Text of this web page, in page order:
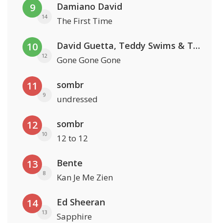
9
14
Damiano David
The First Time
10
12
David Guetta, Teddy Swims & Tones And I
Gone Gone Gone
11
9
sombr
undressed
12
10
sombr
12 to 12
13
8
Bente
Kan Je Me Zien
14
13
Ed Sheeran
Sapphire